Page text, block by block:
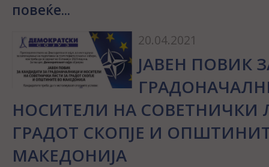
повеќе...
20.04.2021
ЈАВЕН ПОВИК
НОСИТЕЛИ НА СОВЕТНИЧКИ
ГРАДОТ СКОПЈЕ И
МАКЕДОНИЈА